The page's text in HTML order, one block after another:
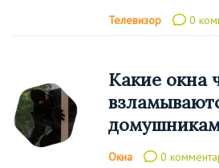
Телевизор 0
Какие окна
Окна 0